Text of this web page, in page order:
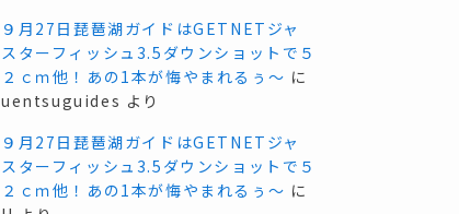
９月27日琵琶湖ガイドはGETNETジャ
スターフィッシュ3.5ダウンショットで５
２ｃｍ他！あの1本が悔やまれるぅ～ に
uentsuguides より
９月27日琵琶湖ガイドはGETNETジャ
スターフィッシュ3.5ダウンショットで５
２ｃｍ他！あの1本が悔やまれるぅ～ に